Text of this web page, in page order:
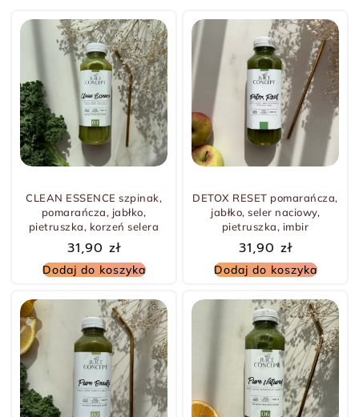
CLEAN ESSENCE szpinak,
pomarańcza, jabłko,
pietruszka, korzeń selera
31,90 zł
Dodaj do koszyka
DETOX RESET pomarańcza,
jabłko, seler naciowy,
pietruszka, imbir
31,90 zł
Dodaj do koszyka